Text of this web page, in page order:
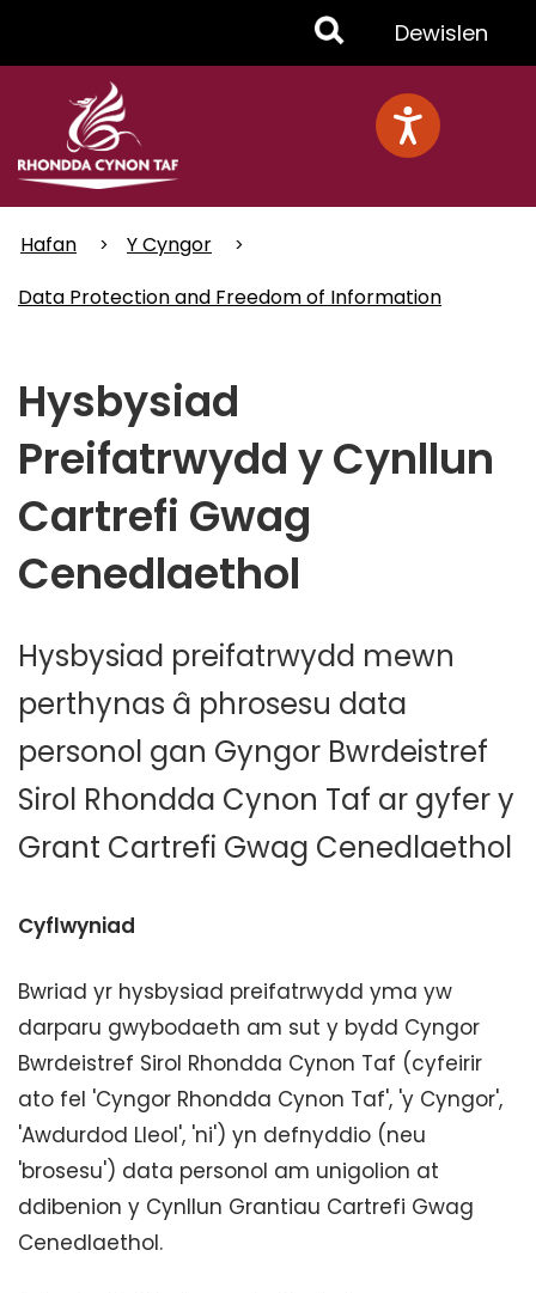
Toggle
Menu
Dewislen
Hafan
Y Cyngor
Data Protection and Freedom of Information
Hysbysiad
Preifatrwydd y Cynllun
Cartrefi Gwag
Cenedlaethol
Hysbysiad preifatrwydd mewn
perthynas â phrosesu data
personol gan Gyngor Bwrdeistref
Sirol Rhondda Cynon Taf ar gyfer y
Grant Cartrefi Gwag Cenedlaethol
Cyflwyniad
Bwriad yr hysbysiad preifatrwydd yma yw
darparu gwybodaeth am sut y bydd Cyngor
Bwrdeistref Sirol Rhondda Cynon Taf (cyfeirir
ato fel 'Cyngor Rhondda Cynon Taf', 'y Cyngor',
'Awdurdod Lleol', 'ni') yn defnyddio (neu
'brosesu') data personol am unigolion at
ddibenion y Cynllun Grantiau Cartrefi Gwag
Cenedlaethol.